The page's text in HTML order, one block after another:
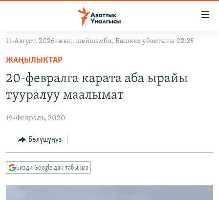
Навигацияга
өтүңүз
Издөөгө
салыңыз
КЫРГЫЗСТАН
КЫРГЫЗСТАН
ЭКОНОМИКА
МАДАНИЯТ
ДҮЙНӨ
БОРБОР АЗИЯ
УКРАИНА
АТАЙЫН ИЛИКТӨӨ
ТВ ПРОГРАММАЛАР
ЭКСПЕРТТЕР ТАЛДАЙТ
ӨЗГӨЧӨ ПИКИР
11-Август, 2026-жыл, шейшемби, Бишкек убактысы 02:35
ЖАҢЫЛЫКТАР
20-февралга карата аба ырайы
тууралуу маалымат
19-Февраль, 2020
Бөлүшүңүз
Бизди Google'дан табыңыз